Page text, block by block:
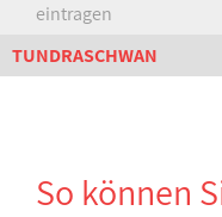
eintragen
TUNDRASCHWAN
So können